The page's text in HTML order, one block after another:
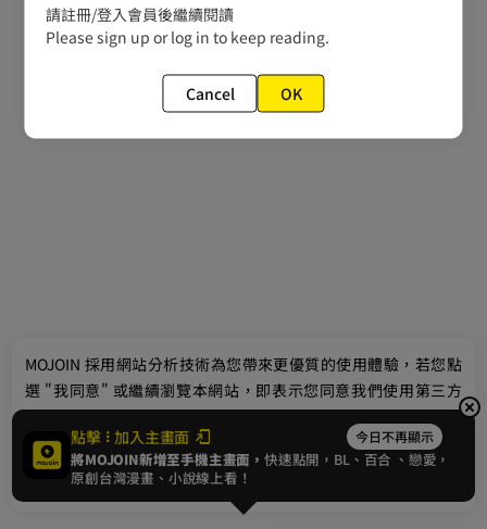
點擊 加入主畫面 今日不再顯示
將MOJOIN新增至手機主畫面，快速點開，BL、 百合 、戀愛，
原創台灣漫畫、小說線上看！
MOJOIN 採用網站分析技術為您帶來更優質的使用體驗，若您點
選 "我同意" 或繼續瀏覽本網站，即表示您同意我們使用第三方
Cookie，欲瞭解更多資訊請見隱私權政策。
我同意
請註冊/登入會員後繼續閱讀
Please sign up or log in to keep reading.
Cancel OK